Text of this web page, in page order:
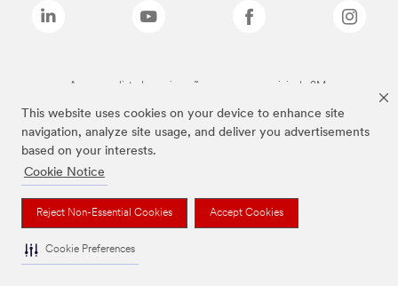
This website uses cookies on your device to enhance site
navigation, analyze site usage, and deliver you advertisements
based on your interests.
Cookie Notice
Reject Non-Essential Cookies Accept Cookies
Cookie Preferences
As marcas listadas a cima são marcas comerciais da 3M.